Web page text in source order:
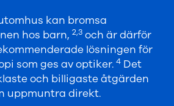
kan bromsa
hos barn,2,3 och är därför
lösningen för
som ges av optiker.4 Det
och billigaste åtgärden
uppmuntra direkt.